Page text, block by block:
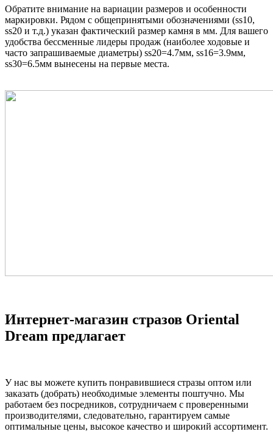
Обратите внимание на вариации размеров и особенности
маркировки. Рядом с общепринятыми обозначениями (ss10,
ss20 и т.д.) указан фактический размер камня в мм. Для вашего
удобства бессменные лидеры продаж (наиболее ходовые и
часто запрашиваемые диаметры) ss20=4.7мм, ss16=3.9мм,
ss30=6.5мм вынесены на первые места.
Интернет-магазин стразов Oriental
Dream предлагает
У нас вы можете купить понравившиеся стразы оптом или
заказать (добрать) необходимые элементы поштучно. Мы
работаем без посредников, сотрудничаем с проверенными
производителями, следовательно, гарантируем самые
оптимальные цены, высокое качество и широкий ассортимент.